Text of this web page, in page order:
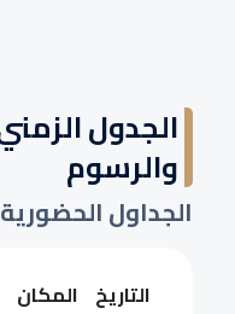
الجدول
والرسوم
الجداول الحضورية
التاريخ المكان